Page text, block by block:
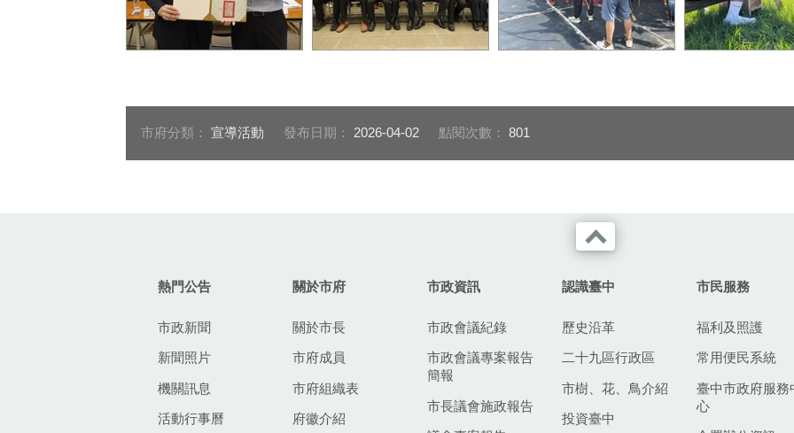
志祥_0
審查委員進行116年原民運
競賽審查會_0
市府分類： 宣導活動 發布日期： 2026-04-02 點閱次數： 801
熱門公告
市政新聞
新聞照片
機關訊息
活動行事曆
關於市府
關於市長
市府成員
市府組織表
府徽介紹
市政資訊
市政會議紀錄
市政會議專案報告
簡報
市長議會施政報告
認識臺中
歷史沿革
二十九區行政區
市樹、花、鳥介紹
投資臺中
市民服務
福利及照護
常用便民系統
臺中市政府服務
心